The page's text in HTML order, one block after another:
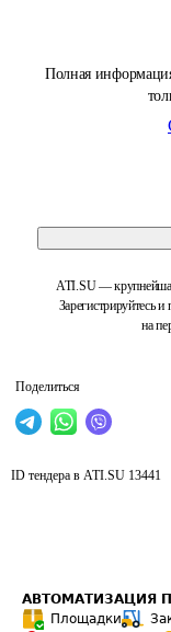
Полная
ATI.SU —
Зарегистрируйтесь
на
Поделиться
ID тендера в ATI.SU 13441
АВТОМАТИЗАЦИЯ
Площадки